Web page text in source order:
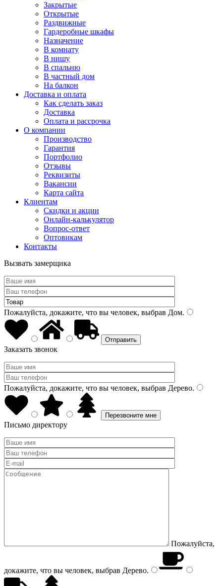
Закрытые
Открытые
Раздвижные
Гардеробные шкафы
Назначение
В комнату
В нишу
В спальню
В частный дом
На балкон
Доставка и оплата
Как сделать заказ
Доставка
Оплата и рассрочка
О компании
Производство
Гарантия
Портфолио
Отзывы
Реквизиты
Вакансии
Карта сайта
Клиентам
Скидки и акции
Онлайн-калькулятор
Вопрос-ответ
Оптовикам
Контакты
Вызвать замерщика
Пожалуйста, докажите, что вы человек, выбрав Дом.
Заказать звонок
Пожалуйста, докажите, что вы человек, выбрав Дерево.
Письмо директору
Пожалуйста,
докажите, что вы человек, выбрав Дерево.